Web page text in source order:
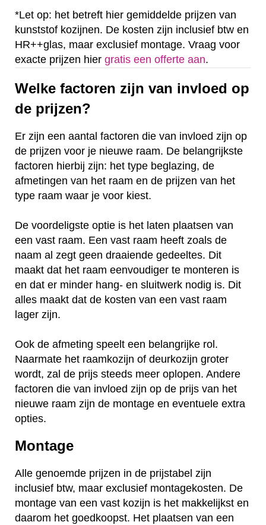
*Let op: het betreft hier gemiddelde prijzen van
kunststof kozijnen. De kosten zijn inclusief btw en
HR++glas, maar exclusief montage. Vraag voor
exacte prijzen hier gratis een offerte aan.
Welke factoren zijn van invloed op
de prijzen?
Er zijn een aantal factoren die van invloed zijn op
de prijzen voor je nieuwe raam. De belangrijkste
factoren hierbij zijn: het type beglazing, de
afmetingen van het raam en de prijzen van het
type raam waar je voor kiest.
De voordeligste optie is het laten plaatsen van
een vast raam. Een vast raam heeft zoals de
naam al zegt geen draaiende gedeeltes. Dit
maakt dat het raam eenvoudiger te monteren is
en dat er minder hang- en sluitwerk nodig is. Dit
alles maakt dat de kosten van een vast raam
lager zijn.
Ook de afmeting speelt een belangrijke rol.
Naarmate het raamkozijn of deurkozijn groter
wordt, zal de prijs steeds meer oplopen. Andere
factoren die van invloed zijn op de prijs van het
nieuwe raam zijn de montage en eventuele extra
opties.
Montage
Alle genoemde prijzen in de prijstabel zijn
inclusief btw, maar exclusief montagekosten. De
montage van een vast kozijn is het makkelijkst en
daarom het goedkoopst. Het plaatsen van een